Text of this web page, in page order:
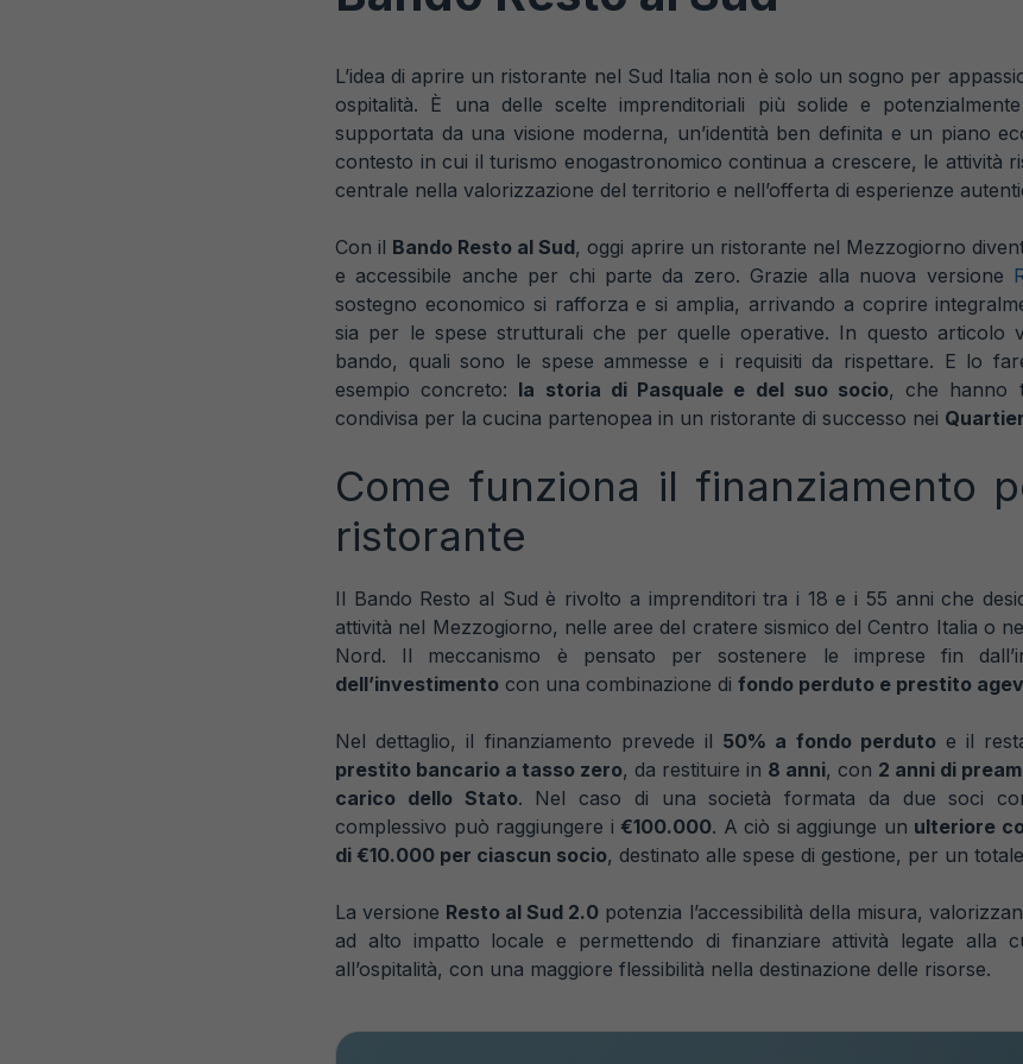
L’idea di aprire un ristorante nel Sud Italia non è solo un sogno per
ospitalità. È una delle scelte imprenditoriali più solide e
supportata da una visione moderna, un’identità ben definita e un piano
contesto in cui il turismo enogastronomico continua a crescere, le attività
centrale nella valorizzazione del territorio e nell’offerta di esperienze
Con il Bando Resto al Sud, oggi aprire un ristorante nel Mezzogiorno
e accessibile anche per chi parte da zero. Grazie alla nuova versione
sostegno economico si rafforza e si amplia, arrivando a coprire
sia per le spese strutturali che per quelle operative. In questo articolo
bando, quali sono le spese ammesse e i requisiti da rispettare. E lo
esempio concreto: la storia di Pasquale e del suo socio, che hanno
condivisa per la cucina partenopea in un ristorante di successo nei
Come funziona il finanziamento
ristorante
Il Bando Resto al Sud è rivolto a imprenditori tra i 18 e i 55 anni che
attività nel Mezzogiorno, nelle aree del cratere sismico del Centro Italia o
Nord. Il meccanismo è pensato per sostenere le imprese fin
dell’investimento con una combinazione di fondo perduto e prestito
Nel dettaglio, il finanziamento prevede il 50% a fondo perdutoe il
prestito bancario a tasso zero, da restituire in 8 anni, con 2 anni di
carico dello Stato. Nel caso di una società formata da due soci
complessivo può raggiungere i €100.000. A ciò si aggiunge un ulteriore
di €10.000 per ciascun socio, destinato alle spese di gestione, per un
La versione Resto al Sud 2.0 potenzia l’accessibilità della misura,
ad alto impatto locale e permettendo di finanziare attività legate alla
all’ospitalità, con una maggiore flessibilità nella destinazione delle risorse.